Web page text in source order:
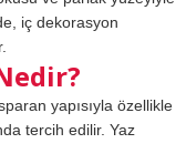
iç dekorasyon
yapısıyla özellikle
tercih edilir. Yaz